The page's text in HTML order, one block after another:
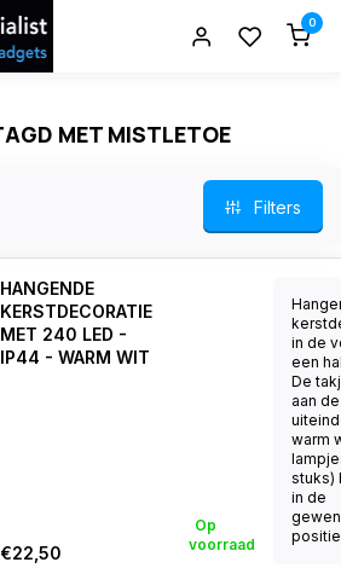
0
MET MISTLETOE
Filters
HANGENDE
KERSTDECORATIE
MET 240 LED -
IP44 - WARM WIT
€22,50
Op
voorraad
in de
een
De
aan de
warm
stuks)
in de